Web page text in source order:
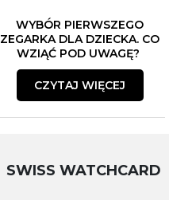
WYBÓR PIERWSZEGO
ZEGARKA DLA DZIECKA. CO
WZIĄĆ POD UWAGĘ?
CZYTAJ WIĘCEJ
SWISS WATCHCARD